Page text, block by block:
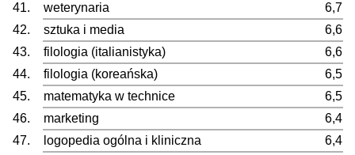
41.
weterynaria
6,7
42.
sztuka i media
6,6
43.
filologia (italianistyka)
6,6
44.
filologia (koreańska)
6,5
45.
matematyka w technice
6,5
46.
marketing
6,4
47.
logopedia ogólna i kliniczna
6,4